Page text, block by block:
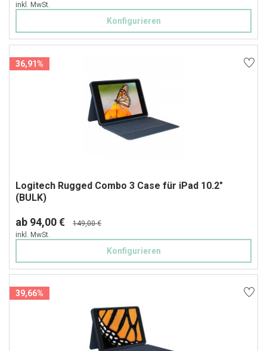
inkl. MwSt.
Konfigurieren
36,91%
Logitech Rugged Combo 3 Case für iPad 10.2"
(BULK)
ab 94,00 €
149,00 €
inkl. MwSt.
Konfigurieren
39,66%